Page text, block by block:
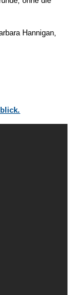
Hannigan,